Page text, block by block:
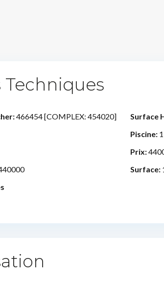
Techniques
466454 [COMPLEX: 454020] Surface
Piscine: 1
Prix:
Surface: